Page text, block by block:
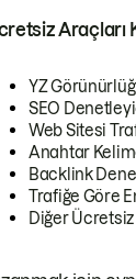
Araçları
YZ
SEO
Web Sitesi
Anahtar
Backlink
Trafiğe Göre
Diğer